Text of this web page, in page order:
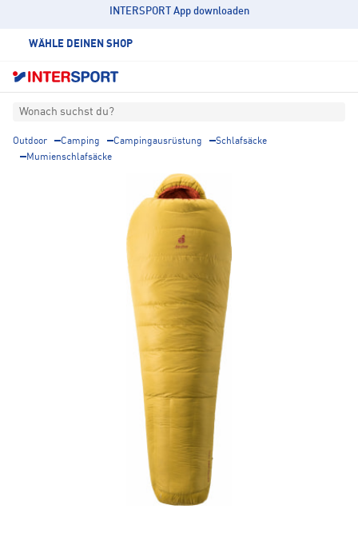
INTERSPORT App downloaden
WÄHLE DEINEN SHOP
Wonach suchst du?
Outdoor Camping Campingausrüstung
Schlafsäcke
Mumienschlafsäcke